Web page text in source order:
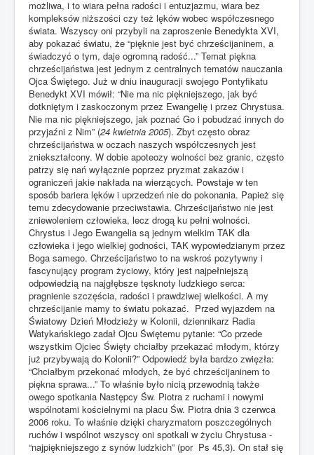
możliwa, i to wiara pełna radości i entuzjazmu, wiara bez
kompleksów niższości czy też lęków wobec współczesnego
świata. Wszyscy oni przybyli na zaproszenie Benedykta XVI,
aby pokazać światu, że “pięknie jest być chrześcijaninem, a
świadczyć o tym, daje ogromną radość...” Temat piękna
chrześcijaństwa jest jednym z centralnych tematów nauczania
Ojca Świętego. Już w dniu inauguracji swojego Pontyfikatu
Benedykt XVI mówił: “Nie ma nic piękniejszego, jak być
dotkniętym i zaskoczonym przez Ewangelię i przez Chrystusa.
Nie ma nic piękniejszego, jak poznać Go i pobudzać innych do
przyjaźni z Nim” (24 kwietnia 2005). Zbyt często obraz
chrześcijaństwa w oczach naszych współczesnych jest
zniekształcony. W dobie apoteozy wolności bez granic, często
patrzy się nań wyłącznie poprzez pryzmat zakazów i
ograniczeń jakie nakłada na wierzących. Powstaje w ten
sposób bariera lęków i uprzedzeń nie do pokonania. Papież się
temu zdecydowanie przeciwstawia. Chrześcijaństwo nie jest
zniewoleniem człowieka, lecz drogą ku pełni wolności.
Chrystus i Jego Ewangelia są jednym wielkim TAK dla
człowieka i jego wielkiej godności, TAK wypowiedzianym przez
Boga samego. Chrześcijaństwo to na wskroś pozytywny i
fascynujący program życiowy, który jest najpełniejszą
odpowiedzią na najgłębsze tęsknoty ludzkiego serca:
pragnienie szczęścia, radości i prawdziwej wielkości. A my
chrześcijanie mamy to światu pokazać. Przed wyjazdem na
Światowy Dzień Młodzieży w Kolonii, dziennikarz Radia
Watykańskiego zadał Ojcu Świętemu pytanie: “Co przede
wszystkim Ojciec Święty chciałby przekazać młodym, którzy
już przybywają do Kolonii?” Odpowiedź była bardzo zwięzła:
“Chciałbym przekonać młodych, że być chrześcijaninem to
piękna sprawa...” To właśnie było nicią przewodnią także
owego spotkania Następcy Św. Piotra z ruchami i nowymi
wspólnotami kościelnymi na placu Św. Piotra dnia 3 czerwca
2006 roku. To właśnie dzięki charyzmatom poszczególnych
ruchów i wspólnot wszyscy oni spotkali w życiu Chrystusa -
“najpiękniejszego z synów ludzkich” (por Ps 45,3). On stał się